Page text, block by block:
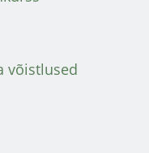
võistlused